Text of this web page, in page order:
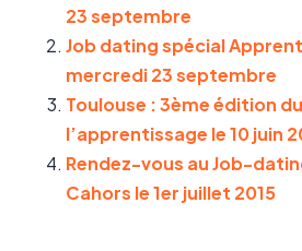
23 septembre
Job dating spécial
mercredi 23 septembre
Toulouse : 3ème édition
l’apprentissage le 10 juin
Rendez-vous au Job-
Cahors le 1er juillet 2015